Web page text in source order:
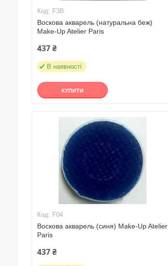
F3B
Воскова акварель (натуральна беж)
Make-Up Atelier Paris
437 ₴
В наявності
КУПИТИ
F04
Воскова акварель (синя) Make-Up Atelier
Paris
437 ₴